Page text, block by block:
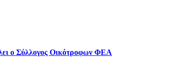
ο Σύλλογος Οικότροφων ΦΕΑ